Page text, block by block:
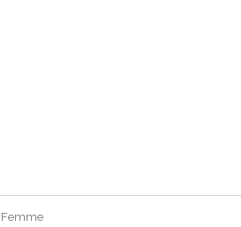
Femme